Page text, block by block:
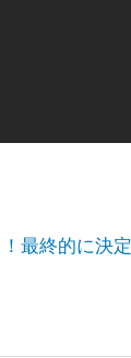
最終的に決